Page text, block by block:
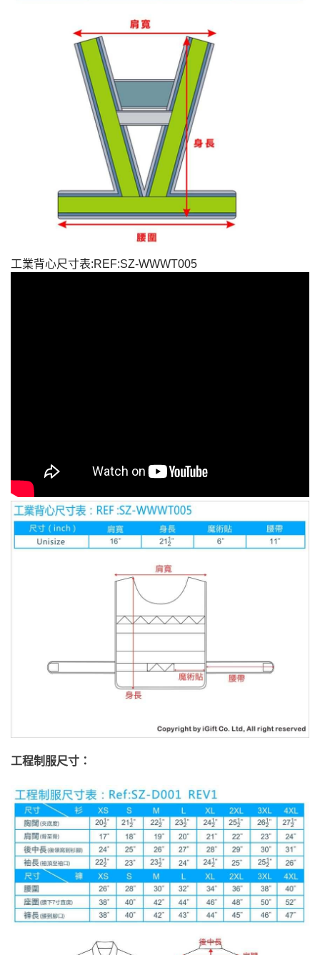
工業背心尺寸表:REF:SZ-WWWT005
工程制服尺寸：